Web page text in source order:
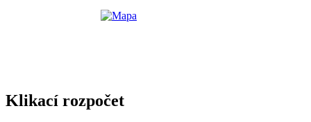
Klikací rozpočet